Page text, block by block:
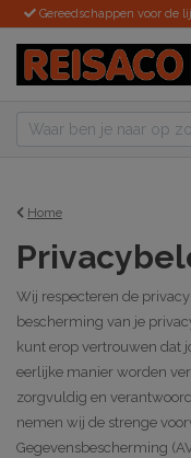
Gereedschappen voor de
Home
Wij respecteren de
bescherming van je
kunt erop vertrouwen dat
eerlijke manier worden
zorgvuldig en
nemen wij de strenge
Gegevensbescherming